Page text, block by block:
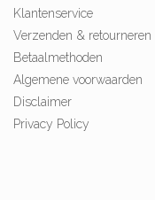
Klantenservice
Verzenden & retourneren
Betaalmethoden
Algemene voorwaarden
Disclaimer
Privacy Policy